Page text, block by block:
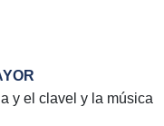
y el clavel y la música